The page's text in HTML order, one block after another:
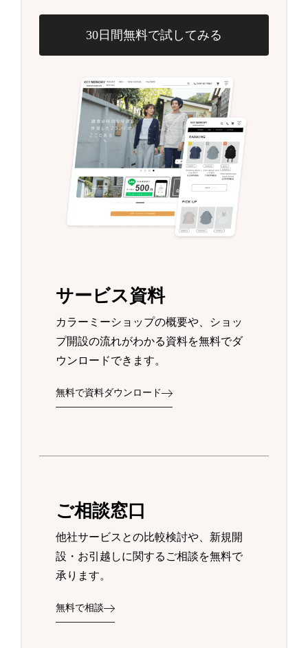
30日間無料で試してみる
サービス資料
カラーミーショップの概要や、ショッ
プ開設の流れがわかる資料を無料でダ
ウンロードできます。
無料で資料ダウンロード
ご相談窓口
他社サービスとの比較検討や、新規開
設・お引越しに関するご相談を無料で
承ります。
無料で相談